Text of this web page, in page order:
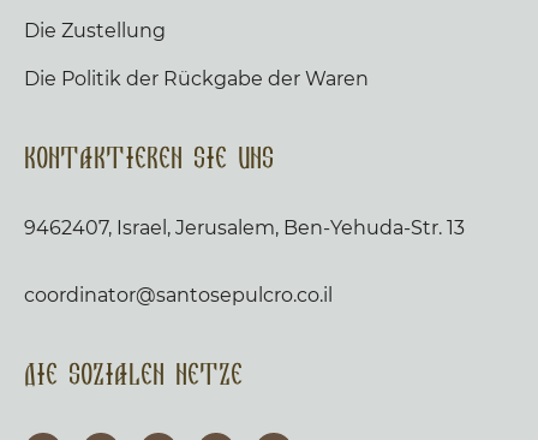
Die Zustellung
Die Politik der Rückgabe der Waren
Kontaktieren Sie uns
9462407, Israel, Jerusalem, Ben-Yehuda-Str. 13
coordinator@santosepulcro.co.il
Die sozialen Netze